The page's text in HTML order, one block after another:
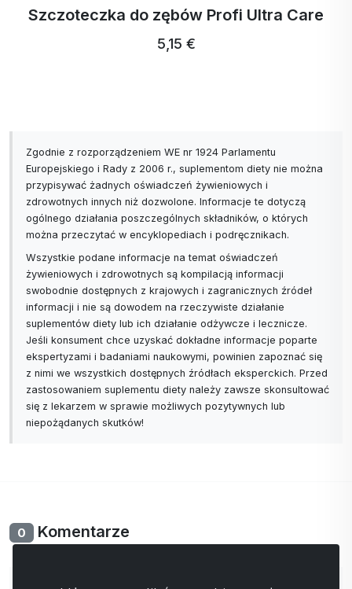
Szczoteczka do zębów Profi Ultra Care
5,15 €
Zgodnie z rozporządzeniem WE nr 1924 Parlamentu
Europejskiego i Rady z 2006 r., suplementom diety nie można
przypisywać żadnych oświadczeń żywieniowych i
zdrowotnych innych niż dozwolone. Informacje te dotyczą
ogólnego działania poszczególnych składników, o których
można przeczytać w encyklopediach i podręcznikach.
Wszystkie podane informacje na temat oświadczeń
żywieniowych i zdrowotnych są kompilacją informacji
swobodnie dostępnych z krajowych i zagranicznych źródeł
informacji i nie są dowodem na rzeczywiste działanie
suplementów diety lub ich działanie odżywcze i lecznicze.
Jeśli konsument chce uzyskać dokładne informacje poparte
ekspertyzami i badaniami naukowymi, powinien zapoznać się
z nimi we wszystkich dostępnych źródłach eksperckich. Przed
zastosowaniem suplementu diety należy zawsze skonsultować
się z lekarzem w sprawie możliwych pozytywnych lub
niepożądanych skutków!
0 Komentarze
Nie ma jeszcze komentarzy. Bądź pierwszy ze swoim